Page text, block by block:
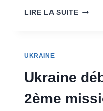
LIRE LA SUITE
LA
UKRAINE
Ukraine
2ème